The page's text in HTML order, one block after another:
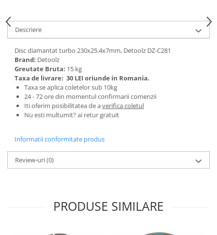
Zootehnie
Incubatoare, oparitoare si
deplumatoare
Echipamente pentru animale
Aparate de tuns animale
Piese si accesorii aparate de tuns
animale
Tarcuri animale
Semanatori
Roabe & accesorii
Casute gradina si cutii depozitare
Descriere
Disc diamantat turbo 230x25.4x7mm, Detoolz DZ-C281
Brand: Detoolz
Greutate Bruta: 15 kg
Taxa de livrare: 30 LEI oriunde in Romania.
Taxa se aplica coletelor sub 10kg
24 - 72 ore din momentul confirmarii comenzii
Iti oferim posibilitatea de averifica coletul
Nu esti multumit? ai retur gratuit
Informatii conformitate produs
Review-uri(0)
PRODUSE SIMILARE